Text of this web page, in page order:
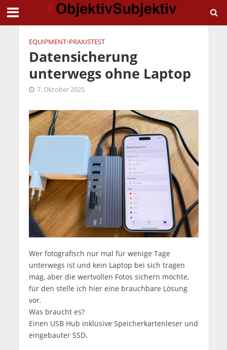
EQUIPMENT•PRAXISTEST
Datensicherung
unterwegs ohne Laptop
7. Oktober 2025
Wer fotografisch nur mal für wenige Tage
unterwegs ist und kein Laptop bei sich tragen
mag, aber die wertvollen Fotos sichern möchte,
für den stelle ich hier eine brauchbare Lösung
vor.
Was braucht es?
Einen USB Hub inklusive Speicherkartenleser und
eingebauter SSD.